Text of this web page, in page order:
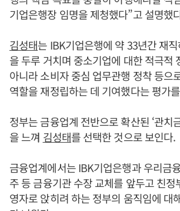
기업은행장 임명을 제청했다”고 설명했
김성태는 IBK기업은행에 약 33년간 재
을 두루 거치며 중소기업에 대한 적극적
아니라 소비자 중심 업무관행 정착 등으
역할을 재정립하는 데 기여했다는 평가
정부는 금융업계 전반으로 확산된 ‘관치
을 느껴 김성태를 선택한 것으로 보인다.
금융업계에서는 IBK기업은행과 우리금
주 등 금융기관 수장 교체를 앞두고 친정
영자로 앉히려 하는 정부의 움직임에 대